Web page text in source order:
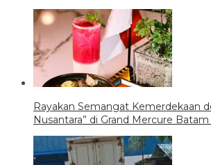
Rayakan Semangat Kemerdekaan
Nusantara” di Grand Mercure